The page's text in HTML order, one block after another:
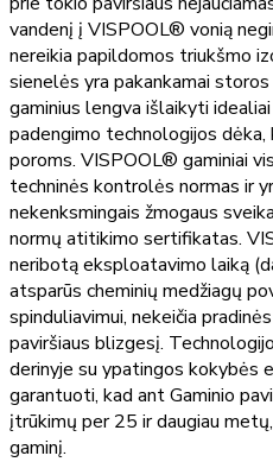
vandenį į VISPOOL® vonią
nereikia papildomos triukšmo
sienelės yra pakankamai
gaminius lengva išlaikyti
padengimo technologijos
poroms. VISPOOL® gaminiai
techninės kontrolės normas ir
nekenksmingais žmogaus
normų atitikimo sertifikatas.
neribotą eksploatavimo laiką
atsparūs cheminių medžiagų
spinduliavimui, nekeičia
paviršiaus blizgesį.
derinyje su ypatingos kokybės
garantuoti, kad ant Gaminio
įtrūkimų per 25 ir daugiau
gaminį.